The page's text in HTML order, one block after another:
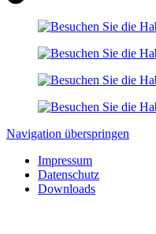
Navigation überspringen
Impressum
Datenschutz
Downloads